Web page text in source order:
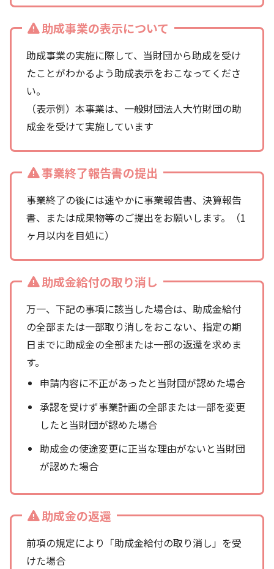
助成事業の表示について
助成事業の実施に際して、当財団から助成を受け
たことがわかるよう助成表示をおこなってくださ
い。
（表示例）本事業は、一般財団法人大竹財団の助
成金を受けて実施しています
事業終了報告書の提出
事業終了の後には速やかに事業報告書、決算報告
書、または成果物等のご提出をお願いします。（1
ヶ月以内を目処に）
助成金給付の取り消し
万一、下記の事項に該当した場合は、助成金給付
の全部または一部取り消しをおこない、指定の期
日までに助成金の全部または一部の返還を求めま
す。
申請内容に不正があったと当財団が認めた場合
承認を受けず事業計画の全部または一部を変更
したと当財団が認めた場合
助成金の使途変更に正当な理由がないと当財団
が認めた場合
助成金の返還
前項の規定により「助成金給付の取り消し」を受
けた場合